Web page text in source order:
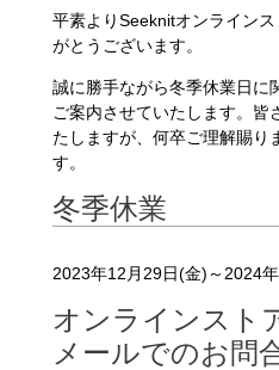
平素よりSeeknitオンライン
がとうございます。
誠に勝手ながら冬季休業日に
ご案内させていたします。皆
たしますが、何卒ご理解賜り
す。
冬季休業
2023年12月29日(金)～2024
オンラインスト
メールでのお問